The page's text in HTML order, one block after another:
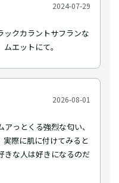
2024-07-29
ックカラントサフランな
エットにて。
2026-08-01
っとくる強烈な匂い、
際に肌に付けてみると
きな人は好きになるのだ